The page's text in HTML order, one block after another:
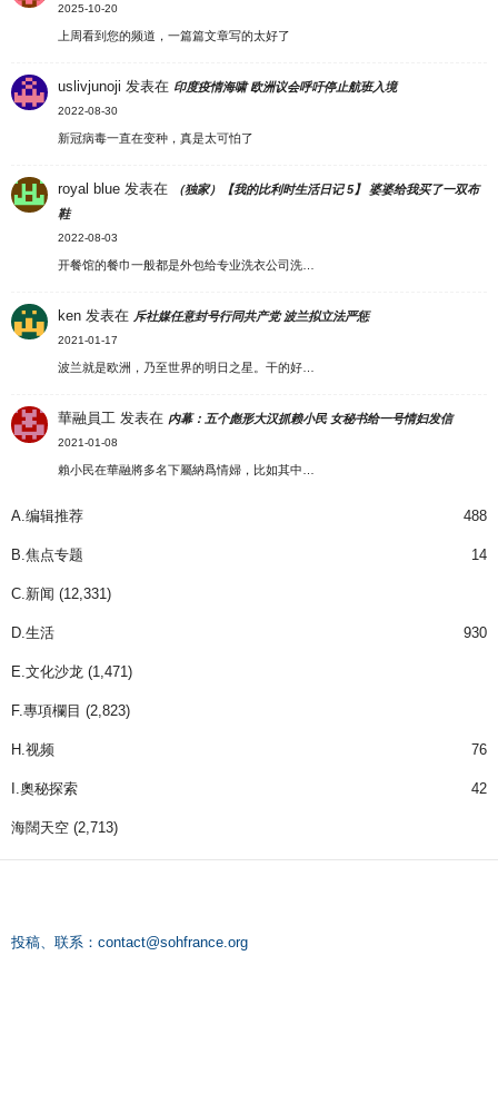
2025-10-20
上周看到您的频道，一篇篇文章写的太好了
uslivjunoji 发表在 印度疫情海啸 欧洲议会呼吁停止航班入境
2022-08-30
新冠病毒一直在变种，真是太可怕了
royal blue 发表在
（独家）【我的比利时生活日记 5】 婆婆给我买了一双布
鞋
2022-08-03
开餐馆的餐巾一般都是外包给专业洗衣公司洗…
ken 发表在 斥社媒任意封号行同共产党 波兰拟立法严惩
2021-01-17
波兰就是欧洲，乃至世界的明日之星。干的好…
華融員工 发表在 内幕：五个彪形大汉抓赖小民 女秘书给一号情妇发信
2021-01-08
賴小民在華融將多名下屬納爲情婦，比如其中…
A.编辑推荐 488
B.焦点专题 14
C.新闻 (12,331)
D.生活 930
E.文化沙龙 (1,471)
F.專項欄目 (2,823)
H.视频 76
I.奧秘探索 42
海闊天空 (2,713)
投稿、联系： contact@sohfrance.org